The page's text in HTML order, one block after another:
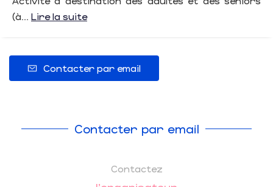
(à... Lire la suite
Contacter par email
Contacter par email
Contactez